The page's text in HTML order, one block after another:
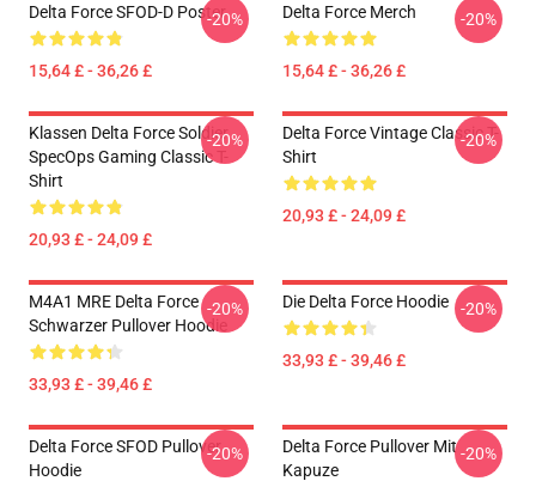
Delta Force SFOD-D Poster
15,64 £ - 36,26 £
-20% Delta Force Merch
15,64 £ - 36,26 £
-20%
Klassen Delta Force Soldier
SpecOps Gaming Classic T-
Shirt
20,93 £ - 24,09 £
-20%
Delta Force Vintage Classic T-
Shirt
20,93 £ - 24,09 £
-20%
M4A1 MRE Delta Force
Schwarzer Pullover Hoodie
33,93 £ - 39,46 £
-20% Die Delta Force Hoodie
33,93 £ - 39,46 £
-20%
Delta Force SFOD Pullover
Hoodie
-20%
Delta Force Pullover Mit
Kapuze
-20%